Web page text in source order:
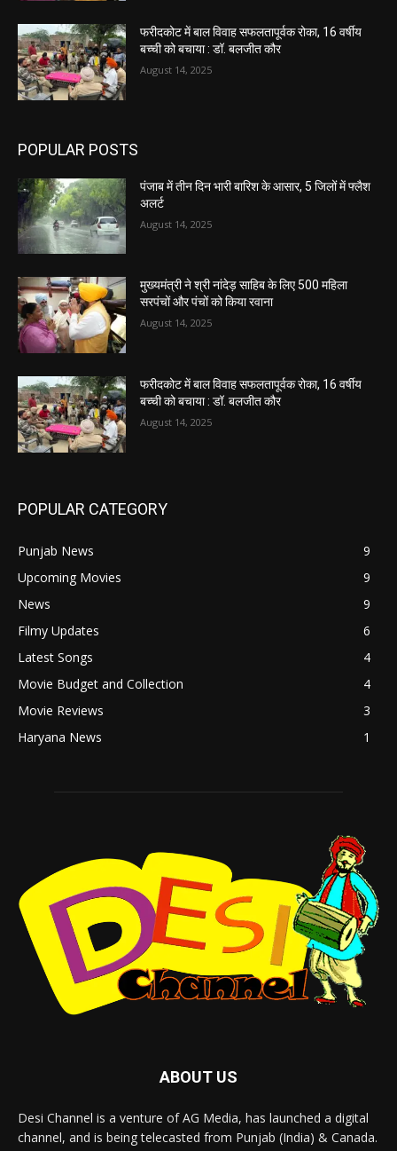
फरीदकोट में बाल विवाह सफलतापूर्वक रोका, 16 वर्षीय
बच्ची को बचाया : डॉ. बलजीत कौर
August 14, 2025
POPULAR POSTS
पंजाब में तीन दिन भारी बारिश के आसार, 5 जिलों में फ्लैश
अलर्ट
August 14, 2025
मुख्यमंत्री ने श्री नांदेड़ साहिब के लिए 500 महिला
सरपंचों और पंचों को किया रवाना
August 14, 2025
फरीदकोट में बाल विवाह सफलतापूर्वक रोका, 16 वर्षीय
बच्ची को बचाया : डॉ. बलजीत कौर
August 14, 2025
POPULAR CATEGORY
Punjab News
9
Upcoming Movies
9
News
9
Filmy Updates
6
Latest Songs
4
Movie Budget and Collection
4
Movie Reviews
3
Haryana News
1
ABOUT US
Desi Channel is a venture of AG Media, has launched a digital
channel, and is being telecasted from Punjab (India) & Canada.